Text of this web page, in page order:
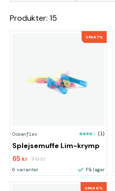
Produkter: 15
SPAR 7%
Oceanflex (1)
Splejsemuffe Lim-krymp
65 kr 70kr
6 varianter På lager
SPAR 8%